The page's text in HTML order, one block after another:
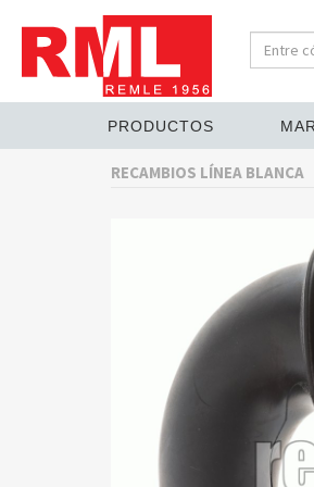
PRODUCTOS
RECAMBIOS LÍNEA BLANCA